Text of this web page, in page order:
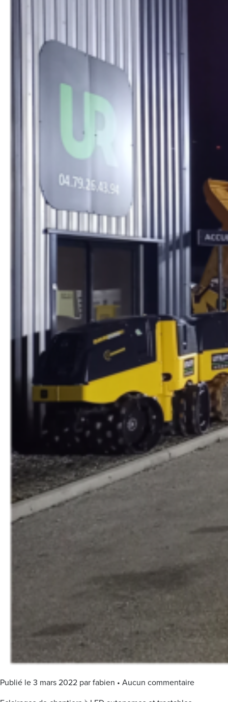
Publié le 3 mars 2022 par fabien • Aucun commentaire